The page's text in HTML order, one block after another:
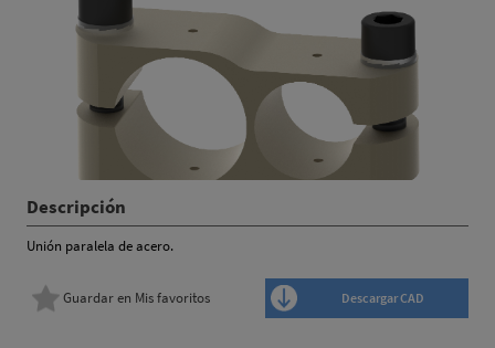
Descripción
Unión paralela de acero.
Descargar CAD
Guardar en Mis favoritos